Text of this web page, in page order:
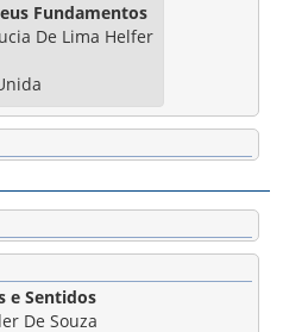
Fundamentos
De Lima Helfer
e Sentidos
De Souza